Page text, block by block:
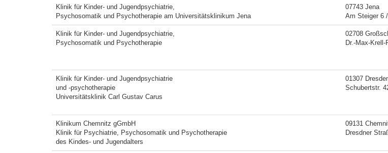
Klinik für Kinder- und Jugendpsychiatrie,
Psychosomatik und Psychotherapie am Universitätsklinikum Jena
07743 Jena
Am Steiger 6
Klinik für Kinder- und Jugendpsychiatrie,
Psychosomatik und Psychotherapie
02708
Dr.-Max-Krell-
Klinik für Kinder- und Jugendpsychiatrie
und -psychotherapie
Universitätsklinik Carl Gustav Carus
01307
Schubertstr.
Klinikum Chemnitz gGmbH
Klinik für Psychiatrie, Psychosomatik und Psychotherapie
des Kindes- und Jugendalters
09131
Dresdner